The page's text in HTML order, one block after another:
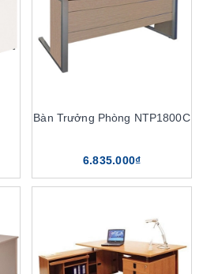
Bàn Trưởng Phòng NTP1800C
6.835.000₫